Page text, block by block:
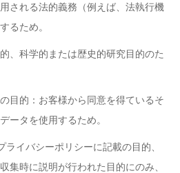
される法的義務（例えば、法執行機
るため。
、科学的または歴史的研究目的のた
目的：お客様から同意を得ているそ
ータを使用するため。
ライバシーポリシーに記載の目的、
集時に説明が行われた目的にのみ、